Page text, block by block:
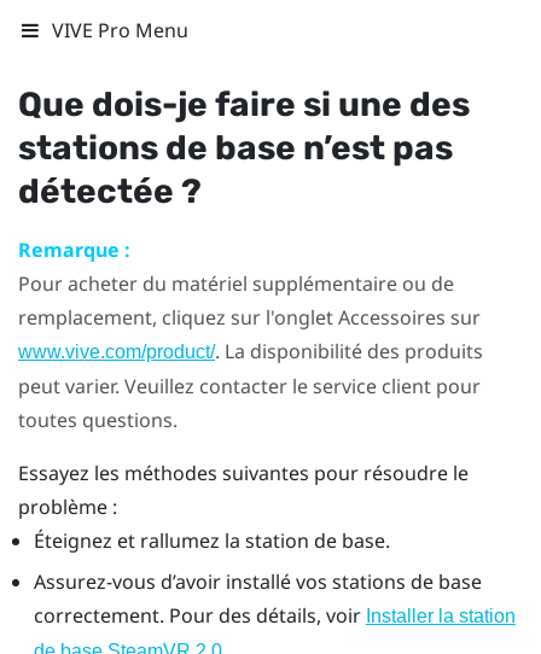
VIVE Pro Menu
Que dois-je faire si une des
stations de base n’est pas
détectée ?
Remarque :
Pour acheter du matériel supplémentaire ou de
remplacement, cliquez sur l'onglet Accessoires sur
www.vive.com/product/. La disponibilité des produits
peut varier. Veuillez contacter le service client pour
toutes questions.
Essayez les méthodes suivantes pour résoudre le
problème :
Éteignez et rallumez la station de base.
Assurez-vous d’avoir installé vos stations de base
correctement. Pour des détails, voir Installer la station